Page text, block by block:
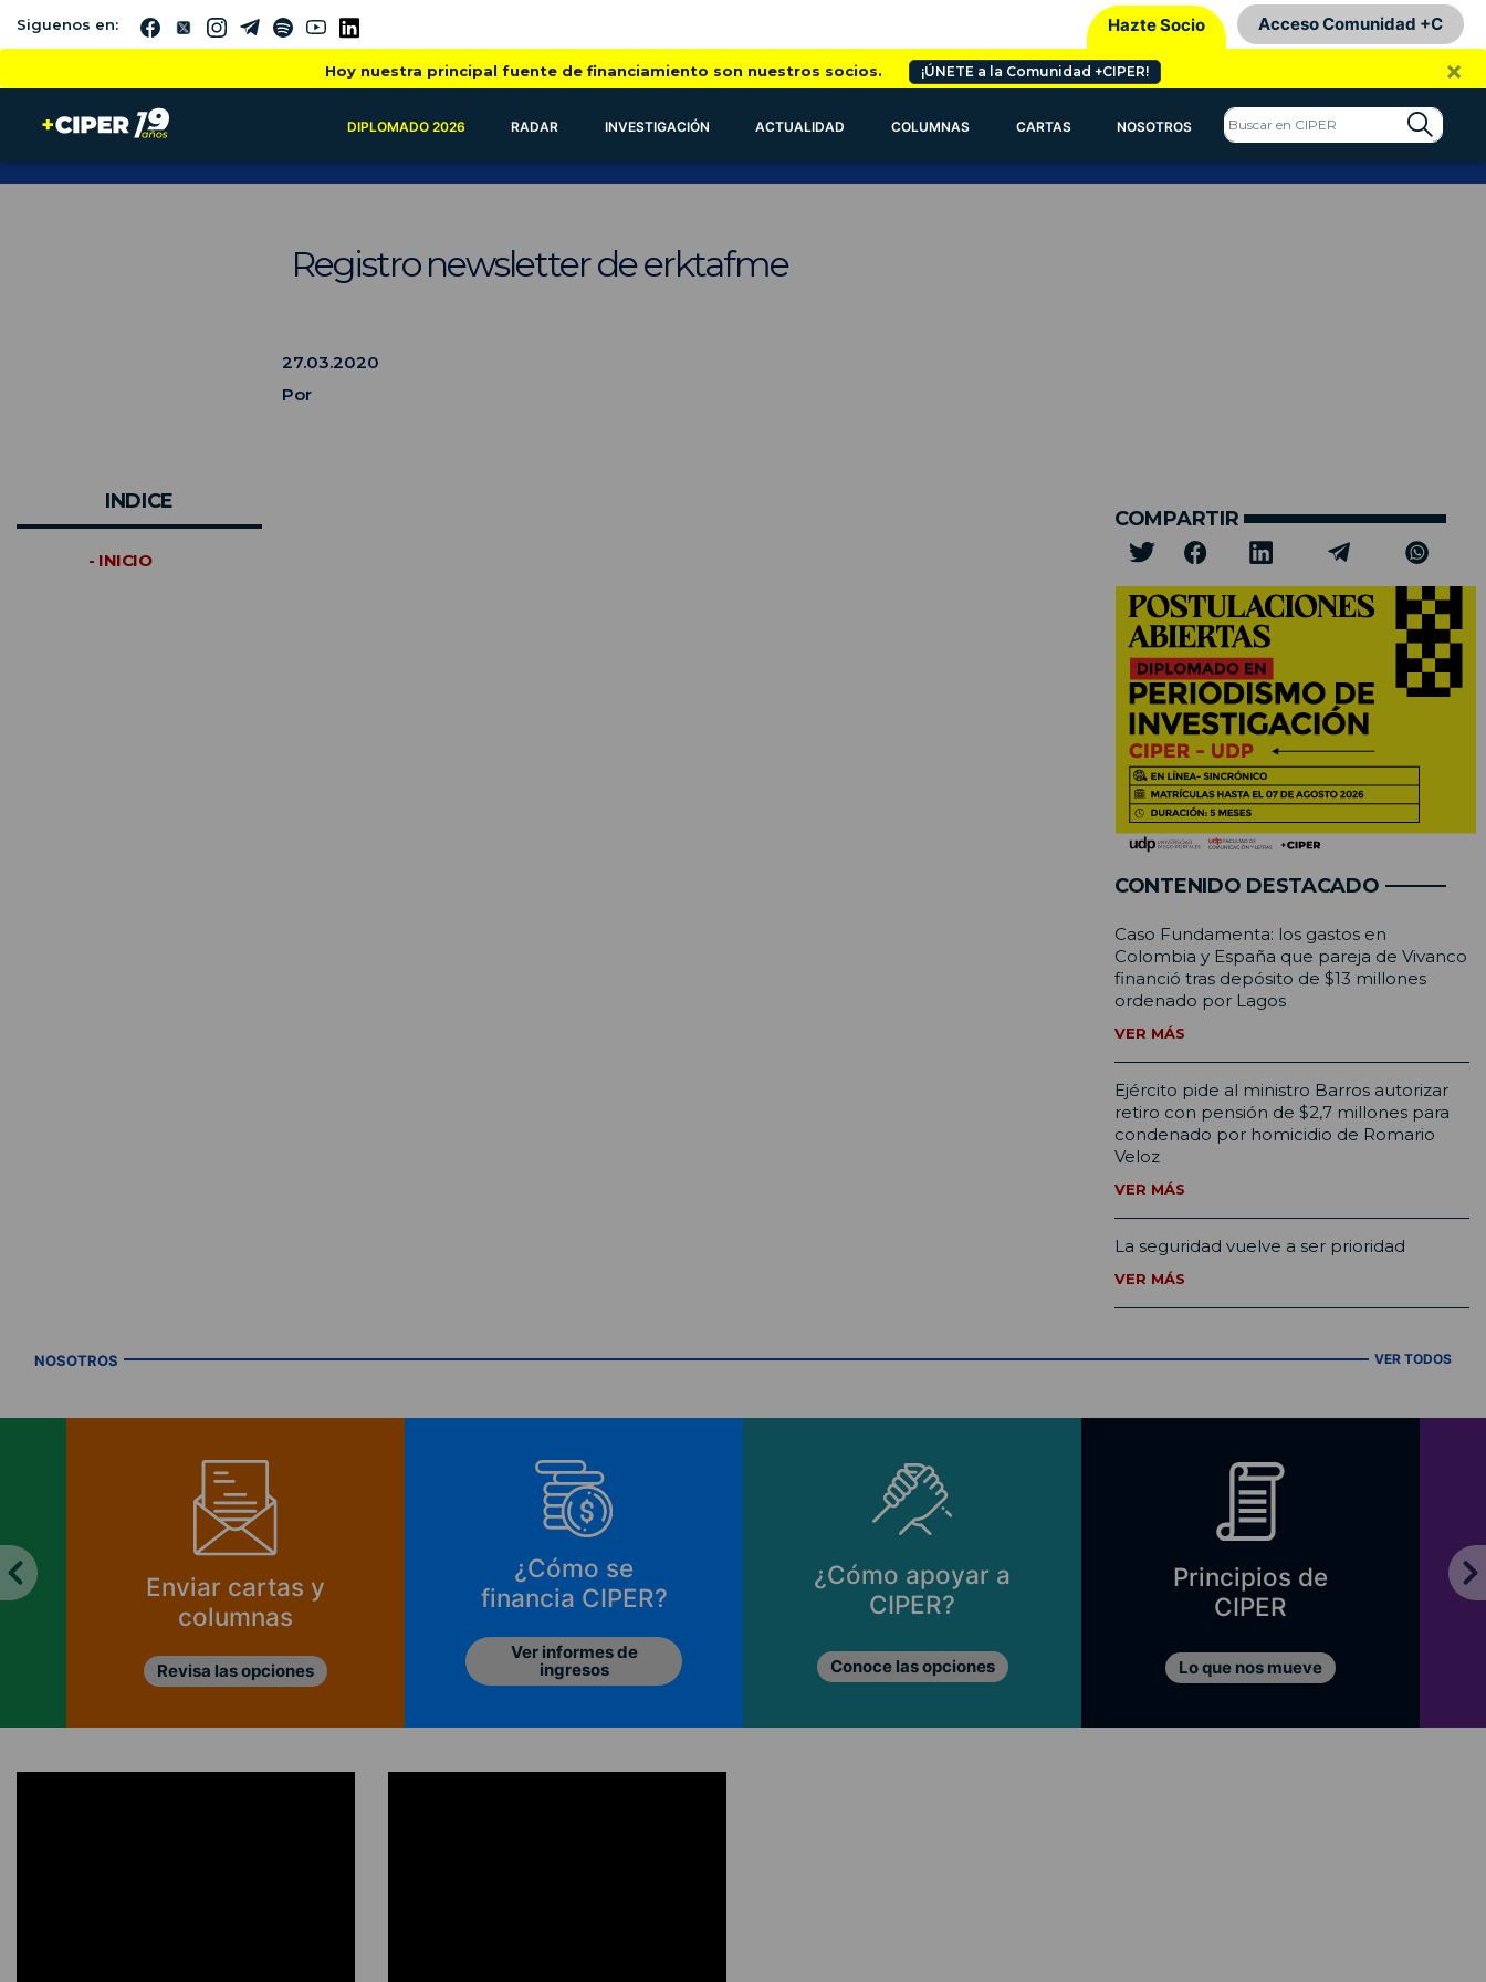
Siguenos en: Hazte Socio Acceso Comunidad +C
Hoy nuestra principal fuente de financiamiento son nuestros socios. ¡ÚNETE a la Comunidad +CIPER! ×
DIPLOMADO 2026 RADAR INVESTIGACIÓN ACTUALIDAD COLUMNAS CARTAS NOSOTROS
Registro newsletter de erktafme
27.03.2020
Por
INDICE
- INICIO
COMPARTIR
CONTENIDO DESTACADO
Caso Fundamenta: los gastos en
Colombia y España que pareja de Vivanco
financió tras depósito de $13 millones
ordenado por Lagos
VER MÁS
Ejército pide al ministro Barros autorizar
retiro con pensión de $2,7 millones para
condenado por homicidio de Romario
Veloz
VER MÁS
La seguridad vuelve a ser prioridad
VER MÁS
NOSOTROS VER TODOS
Enviar cartas y
columnas
Revisa las opciones
¿Cómo se
financia CIPER?
Ver informes de
ingresos
¿Cómo apoyar a
CIPER?
Conoce las opciones
Principios de
CIPER
Lo que nos mueve